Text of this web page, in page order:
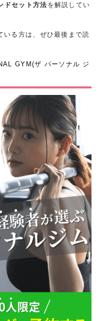
ドセット方法を解説してい
いる方は、ぜひ最後まで読
GYM(ザ パーソナル ジ